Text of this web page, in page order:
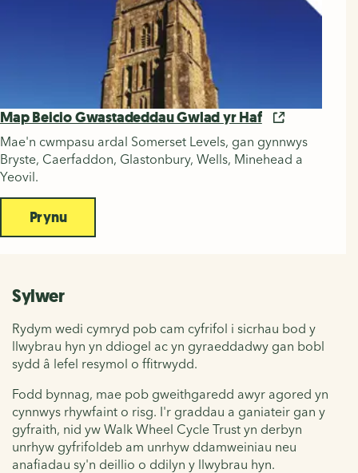
Map Beicio Gwastadeddau Gwlad yr Haf
Mae'n cwmpasu ardal Somerset Levels, gan gynnwys
Bryste, Caerfaddon, Glastonbury, Wells, Minehead a
Yeovil.
Prynu
Sylwer
Rydym wedi cymryd pob cam cyfrifol i sicrhau bod y
llwybrau hyn yn ddiogel ac yn gyraeddadwy gan bobl
sydd â lefel resymol o ffitrwydd.
Fodd bynnag, mae pob gweithgaredd awyr agored yn
cynnwys rhywfaint o risg. I'r graddau a ganiateir gan y
gyfraith, nid yw Walk Wheel Cycle Trust yn derbyn
unrhyw gyfrifoldeb am unrhyw ddamweiniau neu
anafiadau sy'n deillio o ddilyn y llwybrau hyn.